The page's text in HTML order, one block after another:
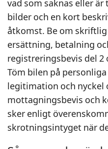
vad som saknas eller är
bilder och en kort
åtkomst. Be om
ersättning, betalning
registreringsbevis del
Töm bilen på
legitimation och nyckel
mottagningsbevis och
sker enligt
skrotningsintyget när